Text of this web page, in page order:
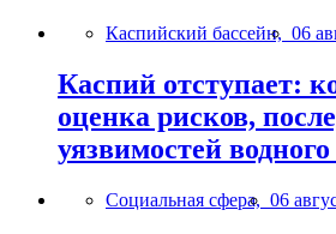
Каспийский бассейн, 06
Каспий отступает:
оценка рисков,
уязвимостей
Социальная сфера, 06